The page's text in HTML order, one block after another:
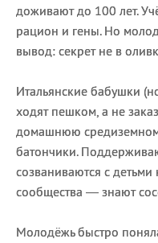
доживают до 100 лет.
рацион и гены. Но
вывод: секрет не в
Итальянские бабушки
ходят пешком, а не
домашнюю
батончики.
созваниваются с
сообщества — знают
Молодёжь быстро